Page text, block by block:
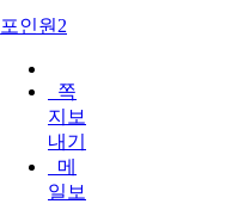
포인원2
쪽
지보
내기
메
일보